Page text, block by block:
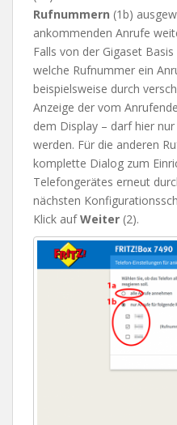
Rufnummern (1b)
ankommenden Anrufe
Falls von der Gigaset
welche Rufnummer ein
beispielsweise durch
Anzeige der vom
dem Display – darf hier
werden. Für die anderen
komplette Dialog zum
Telefongerätes erneut
nächsten
Klick aufWeiter (2).